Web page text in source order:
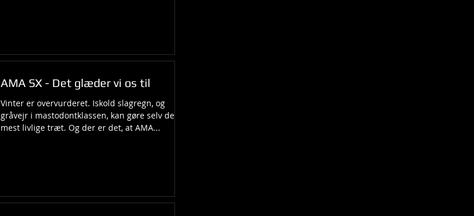
AMA SX - Det glæder vi os til
Vinter er overvurderet. Iskold slagregn, og
gråvejr i mastodontklassen, kan gøre selv den
mest livlige træt. Og der er det, at AMA...